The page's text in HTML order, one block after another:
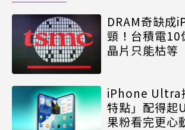
DRAM奇缺成
頸！台積電10
晶片只能枯等
iPhone Ultra
特點」配得起
果粉看完更心